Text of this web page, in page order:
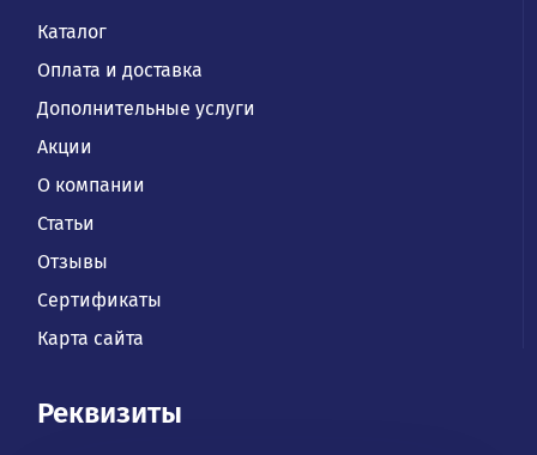
Каталог
Оплата и доставка
Дополнительные услуги
Акции
О компании
Статьи
Отзывы
Сертификаты
Карта сайта
Реквизиты